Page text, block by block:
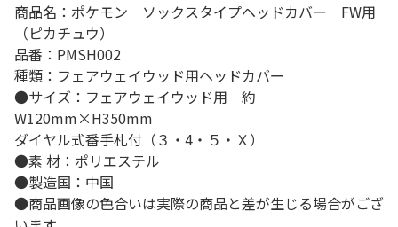
商品名：ポケモン ソックスタイプヘッドカバー FW用
（ピカチュウ）
品番：PMSH002
種類：フェアウェイウッド用ヘッドカバー
●サイズ：フェアウェイウッド用 約
W120mm×H350mm
ダイヤル式番手札付（３・4・５・Ｘ）
●素 材：ポリエステル
●製造国：中国
●商品画像の色合いは実際の商品と差が生じる場合がござ